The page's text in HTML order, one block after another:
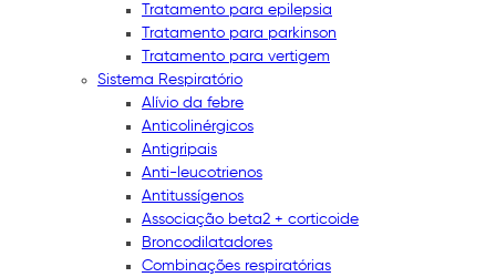
Tratamento para epilepsia
Tratamento para parkinson
Tratamento para vertigem
Sistema Respiratório
Alívio da febre
Anticolinérgicos
Antigripais
Anti-leucotrienos
Antitussígenos
Associação beta2 + corticoide
Broncodilatadores
Combinações respiratórias